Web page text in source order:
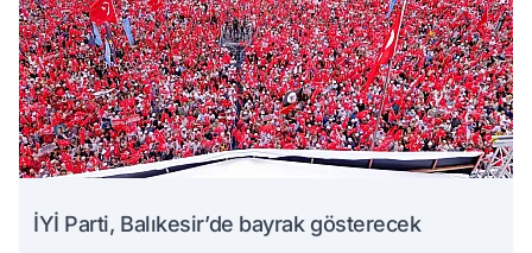
İYİ Parti, Balıkesir’de bayrak gösterecek